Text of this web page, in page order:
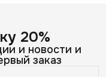
20%
и новости и
заказ